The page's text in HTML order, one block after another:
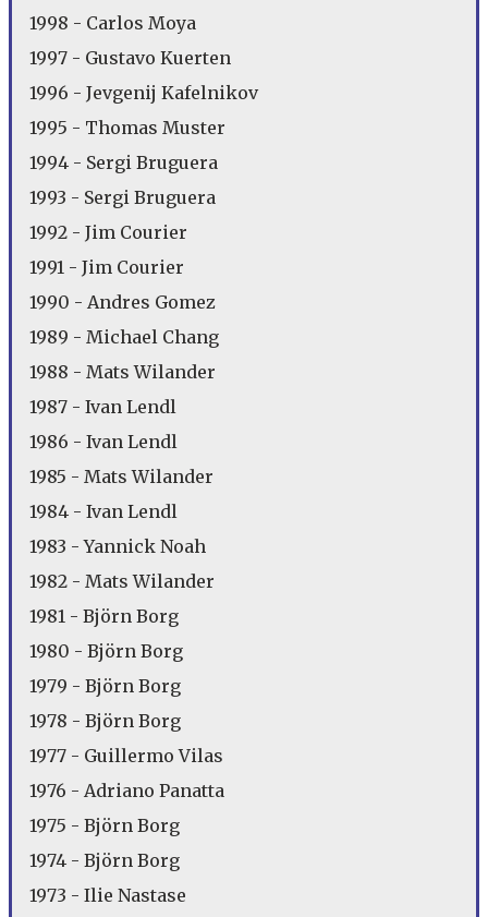
1998 - Carlos Moya
1997 - Gustavo Kuerten
1996 - Jevgenij Kafelnikov
1995 - Thomas Muster
1994 - Sergi Bruguera
1993 - Sergi Bruguera
1992 - Jim Courier
1991 - Jim Courier
1990 - Andres Gomez
1989 - Michael Chang
1988 - Mats Wilander
1987 - Ivan Lendl
1986 - Ivan Lendl
1985 - Mats Wilander
1984 - Ivan Lendl
1983 - Yannick Noah
1982 - Mats Wilander
1981 - Björn Borg
1980 - Björn Borg
1979 - Björn Borg
1978 - Björn Borg
1977 - Guillermo Vilas
1976 - Adriano Panatta
1975 - Björn Borg
1974 - Björn Borg
1973 - Ilie Nastase